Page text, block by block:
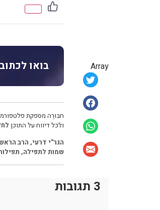
Array בואו
חבּוּרֶה מספקת
ולכל דיווח על התוכן
הגר"י דרעי, הרב
שמות לתפילה,
3 תגובות